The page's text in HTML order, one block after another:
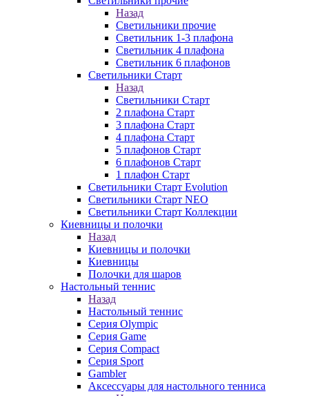
Назад
Светильники прочие
Светильник 1-3 плафона
Светильник 4 плафона
Светильник 6 плафонов
Светильники Старт
Назад
Светильники Старт
2 плафона Старт
3 плафона Старт
4 плафона Старт
5 плафонов Старт
6 плафонов Старт
1 плафон Старт
Светильники Старт Evolution
Светильники Старт NEO
Светильники Старт Коллекции
Киевницы и полочки
Назад
Киевницы и полочки
Киевницы
Полочки для шаров
Настольный теннис
Назад
Настольный теннис
Серия Olympic
Серия Game
Серия Compact
Серия Sport
Gambler
Аксессуары для настольного тенниса